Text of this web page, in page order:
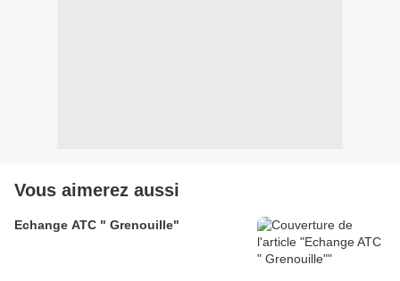
Vous aimerez aussi
Echange ATC " Grenouille"